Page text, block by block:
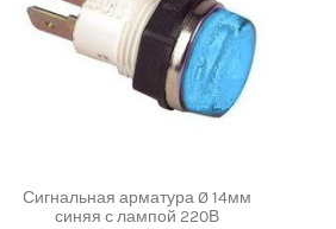
Сигнальная арматура Ø 14мм
синяя с лампой 220В